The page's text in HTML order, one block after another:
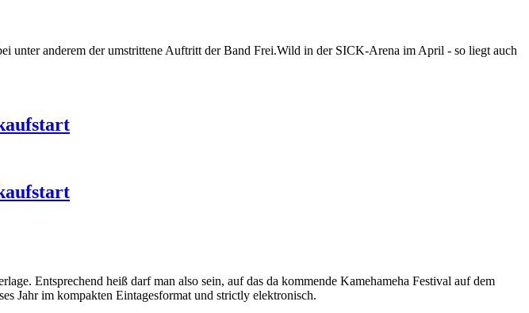
unter anderem der umstrittene Auftritt der Band Frei.Wild in der SICK-Arena im April - so liegt auch
Entsprechend heiß darf man also sein, auf das da kommende Kamehameha Festival auf dem
Jahr im kompakten Eintagesformat und strictly elektronisch.